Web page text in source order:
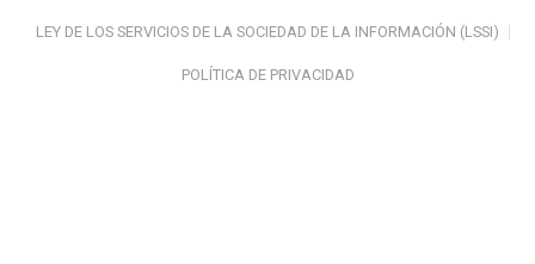
LEY DE LOS SERVICIOS DE LA SOCIEDAD DE LA INFORMACIÓN (LSSI)
POLÍTICA DE PRIVACIDAD